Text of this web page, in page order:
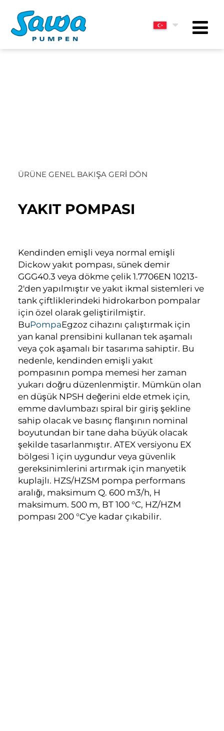
ÜRÜNE GENEL BAKIŞA GERI DÖN
YAKIT POMPASI
Kendinden emişli veya normal emişli
Dickow yakıt pompası, sünek demir
GGG40.3 veya dökme çelik 1.7706EN 10213-
2'den yapılmıştır ve yakıt ikmal sistemleri ve
tank çiftliklerindeki hidrokarbon pompalar
için özel olarak geliştirilmiştir.
BuPompaEgzoz cihazını çalıştırmak için
yan kanal prensibini kullanan tek aşamalı
veya çok aşamalı bir tasarıma sahiptir. Bu
nedenle, kendinden emişli yakıt
pompasının pompa memesi her zaman
yukarı doğru düzenlenmiştir. Mümkün olan
en düşük NPSH değerini elde etmek için,
emme davlumbazı spiral bir giriş şekline
sahip olacak ve basınç flanşının nominal
boyutundan bir tane daha büyük olacak
şekilde tasarlanmıştır. ATEX versiyonu EX
bölgesi 1 için uygundur veya güvenlik
gereksinimlerini artırmak için manyetik
kuplajlı. HZS/HZSM pompa performans
aralığı, maksimum Q. 600 m3/h, H
maksimum. 500 m, BT 100 °C, HZ/HZM
pompası 200 °C'ye kadar çıkabilir.